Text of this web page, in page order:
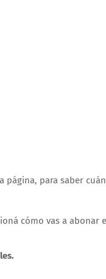
para saber
cómo vas a abonar